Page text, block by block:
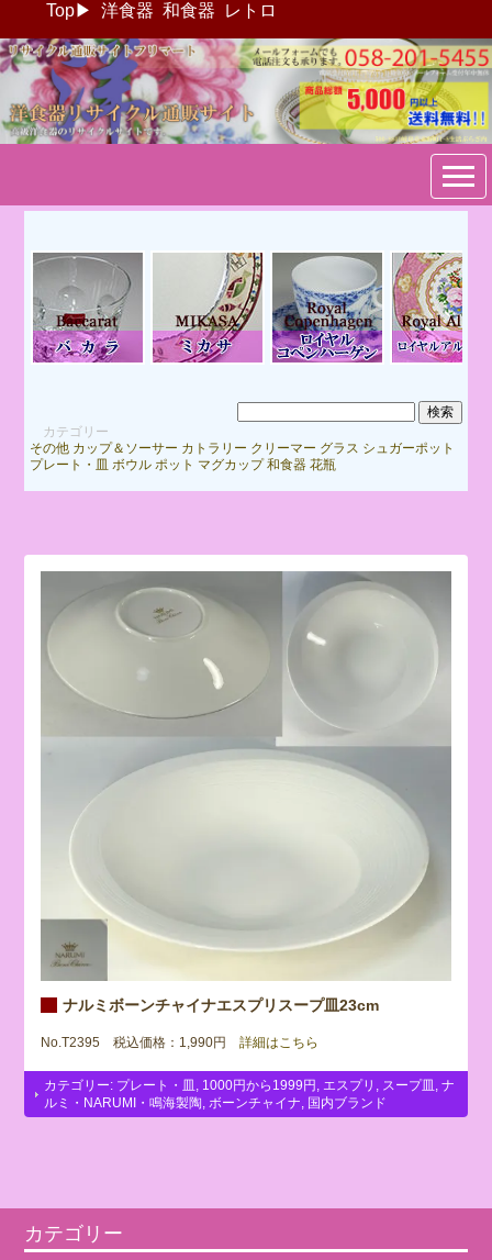
Top▶ 洋食器 和食器 レトロ
ブランド洋食器：リサイクル
通販サイトフリマート
カテゴリー
その他 カップ＆ソーサー カトラリー クリーマー グラス シュガーポット
プレート・皿 ボウル ポット マグカップ 和食器 花瓶
ナルミボーンチャイナエスプリスープ皿23cm
No.T2395 税込価格：1,990円 詳細はこちら
カテゴリー: プレート・皿 1000円から1999円 エスプリ スープ皿 ,ナ
ルミ・NARUMI・鳴海製陶
ボーンチャイナ 国内ブランド
カテゴリー